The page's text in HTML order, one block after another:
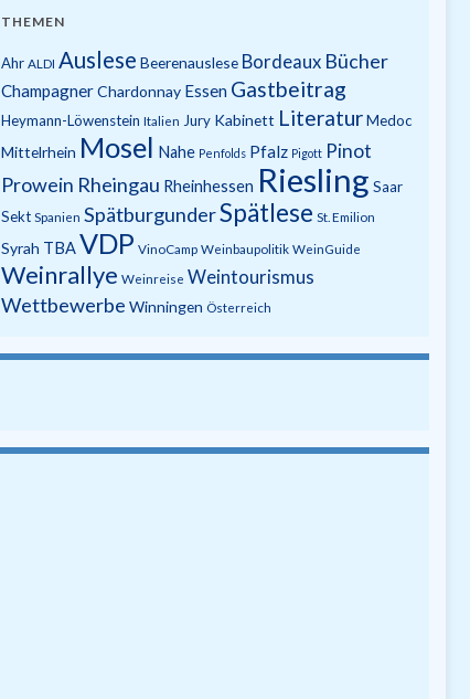
THEMEN
Ahr ALDI Auslese Beerenauslese Bordeaux Bücher
ChampagnerChardonnay Essen Gastbeitrag
Heymann-Löwenstein Italien Jury Kabinett Literatur Medoc
Mittelrhein Mosel Nahe Penfolds Pfalz Pigott Pinot
Prowein Rheingau Rheinhessen Riesling Saar
Sekt Spanien SpätburgunderSpätlese St. Emilion
Syrah TBAVDP VinoCamp Weinbaupolitik WeinGuide
Weinrallye Weinreise Weintourismus
Wettbewerbe Winningen Österreich